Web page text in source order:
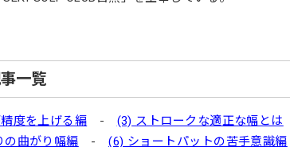
一覧
度を上げる編 - (3) ストロークな適正な幅とは
の曲がり幅編 -(6) ショートパットの苦手意識編